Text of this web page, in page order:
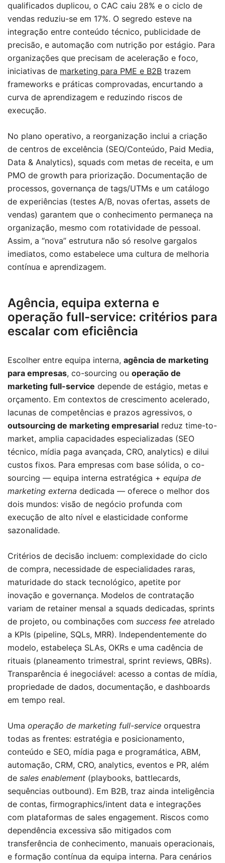
qualificados duplicou, o CAC caiu 28% e o ciclo de
vendas reduziu-se em 17%. O segredo esteve na
integração entre conteúdo técnico, publicidade de
precisão, e automação com nutrição por estágio. Para
organizações que precisam de aceleração e foco,
iniciativas de marketing para PME e B2B trazem
frameworks e práticas comprovadas, encurtando a
curva de aprendizagem e reduzindo riscos de
execução.
No plano operativo, a reorganização inclui a criação
de centros de excelência (SEO/Conteúdo, Paid Media,
Data & Analytics), squads com metas de receita, e um
PMO de growth para priorização. Documentação de
processos, governança de tags/UTMs e um catálogo
de experiências (testes A/B, novas ofertas, assets de
vendas) garantem que o conhecimento permaneça na
organização, mesmo com rotatividade de pessoal.
Assim, a “nova” estrutura não só resolve gargalos
imediatos, como estabelece uma cultura de melhoria
contínua e aprendizagem.
Agência, equipa externa e
operação full-service: critérios para
escalar com eficiência
Escolher entre equipa interna, agência de marketing
para empresas, co-sourcing ou operação de
marketing full-service depende de estágio, metas e
orçamento. Em contextos de crescimento acelerado,
lacunas de competências e prazos agressivos, o
outsourcing de marketing empresarial reduz time-to-
market, amplia capacidades especializadas (SEO
técnico, mídia paga avançada, CRO, analytics) e dilui
custos fixos. Para empresas com base sólida, o co-
sourcing — equipa interna estratégica + equipa de
marketing externa dedicada — oferece o melhor dos
dois mundos: visão de negócio profunda com
execução de alto nível e elasticidade conforme
sazonalidade.
Critérios de decisão incluem: complexidade do ciclo
de compra, necessidade de especialidades raras,
maturidade do stack tecnológico, apetite por
inovação e governança. Modelos de contratação
variam de retainer mensal a squads dedicadas, sprints
de projeto, ou combinações com success fee atrelado
a KPIs (pipeline, SQLs, MRR). Independentemente do
modelo, estabeleça SLAs, OKRs e uma cadência de
rituais (planeamento trimestral, sprint reviews, QBRs).
Transparência é inegociável: acesso a contas de mídia,
propriedade de dados, documentação, e dashboards
em tempo real.
Uma operação de marketing full-service orquestra
todas as frentes: estratégia e posicionamento,
conteúdo e SEO, mídia paga e programática, ABM,
automação, CRM, CRO, analytics, eventos e PR, além
de sales enablement (playbooks, battlecards,
sequências outbound). Em B2B, traz ainda inteligência
de contas, firmographics/intent data e integrações
com plataformas de sales engagement. Riscos como
dependência excessiva são mitigados com
transferência de conhecimento, manuais operacionais,
e formação contínua da equipa interna. Para cenários